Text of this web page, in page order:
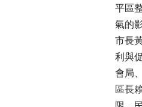
平區
氣的
市長
利與
會局
區長